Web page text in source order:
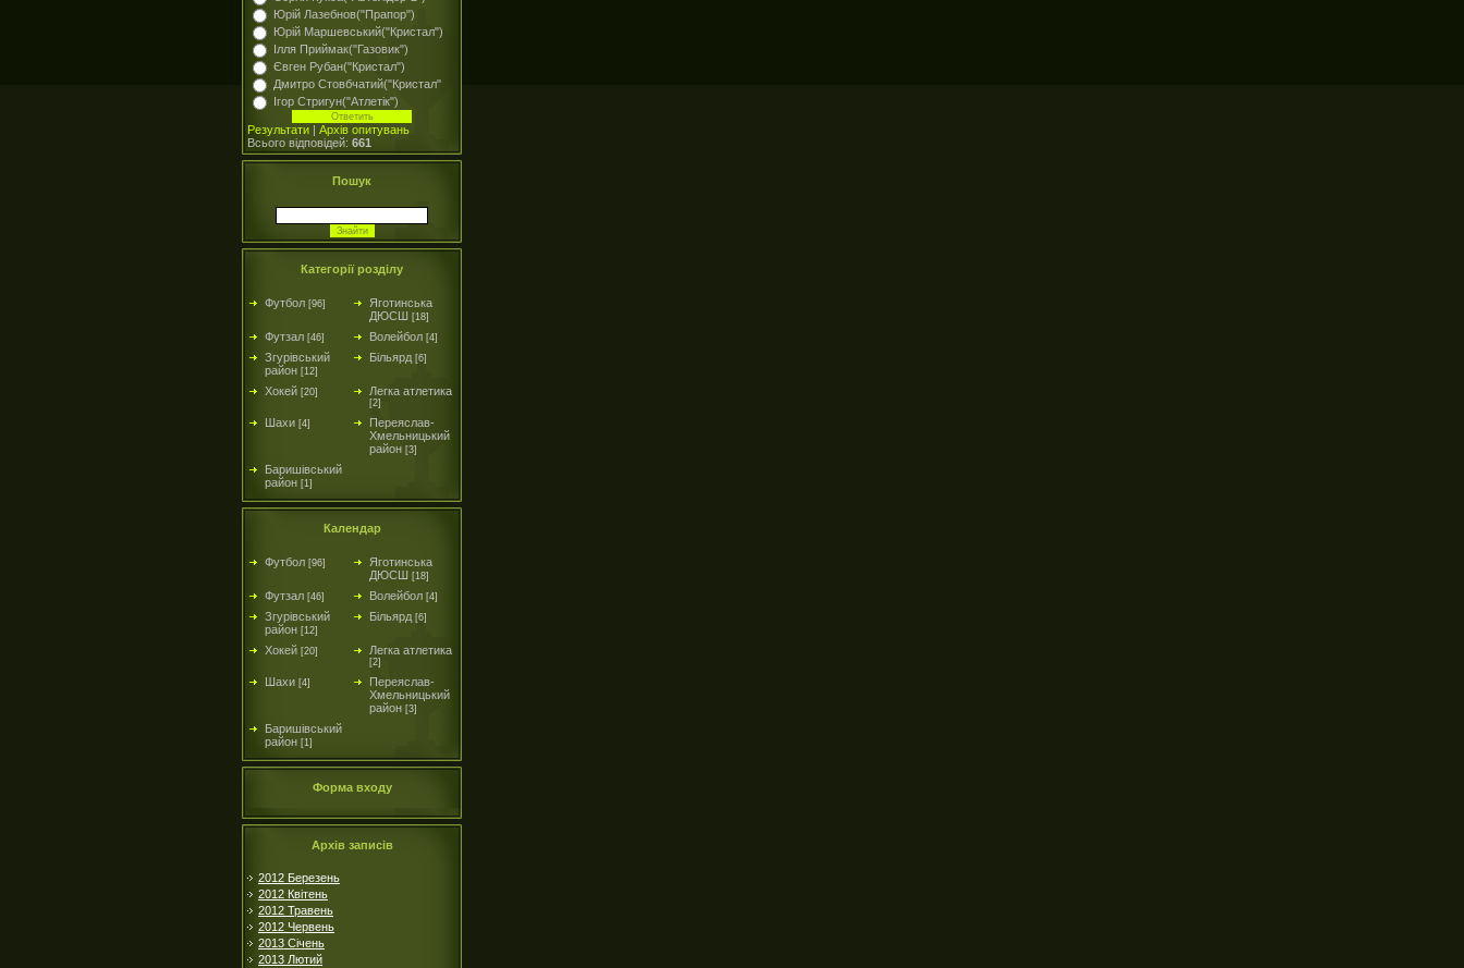
Юрій Лазебнов("Прапор")
Юрій Маршевський("Кристал")
Ілля Приймак("Газовик")
Євген Рубан("Кристал")
Дмитро Стовбчатий("Кристал"
Ігор Стригун("Атлетік")
Результати | Архів опитувань
Всього відповідей: 661
Пошук
Категорії розділу
Футбол [96]
Яготинська
ДЮСШ [18]
Футзал [46] Волейбол [4]
Згурівський
район [12]
Більярд [6]
Хокей [20] Легка атлетика
[2]
Шахи [4]
Переяслав-
Хмельницький
район [3]
Баришівський
район [1]
Календар
Футбол [96]
Яготинська
ДЮСШ [18]
Футзал [46] Волейбол [4]
Згурівський
район [12]
Більярд [6]
Хокей [20] Легка атлетика
[2]
Шахи [4]
Переяслав-
Хмельницький
район [3]
Баришівський
район [1]
Форма входу
Архів записів
2012 Березень
2012 Квітень
2012 Травень
2012 Червень
2013 Січень
2013 Лютий